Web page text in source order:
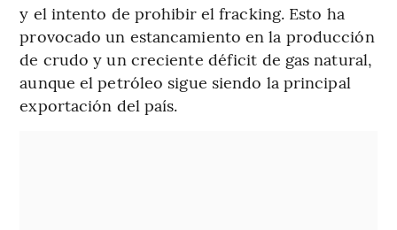
y el intento de prohibir el fracking. Esto ha
provocado un estancamiento en la producción
de crudo y un creciente déficit de gas natural,
aunque el petróleo sigue siendo la principal
exportación del país.